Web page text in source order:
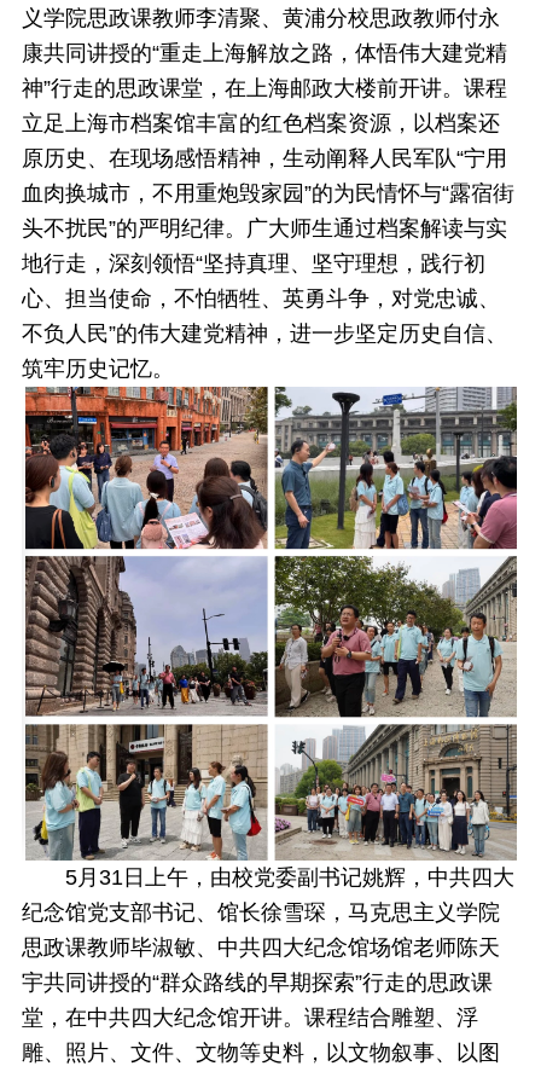
义学院思政课教师李清聚、黄浦分校思政教师付永
康共同讲授的“重走上海解放之路，体悟伟大建党精
神”行走的思政课堂，在上海邮政大楼前开讲。课程
立足上海市档案馆丰富的红色档案资源，以档案还
原历史、在现场感悟精神，生动阐释人民军队“宁用
血肉换城市，不用重炮毁家园”的为民情怀与“露宿街
头不扰民”的严明纪律。广大师生通过档案解读与实
地行走，深刻领悟“坚持真理、坚守理想，践行初
心、担当使命，不怕牺牲、英勇斗争，对党忠诚、
不负人民”的伟大建党精神，进一步坚定历史自信、
筑牢历史记忆。
5月31日上午，由校党委副书记姚辉，中共四大
纪念馆党支部书记、馆长徐雪琛，马克思主义学院
思政课教师毕淑敏、中共四大纪念馆场馆老师陈天
宇共同讲授的“群众路线的早期探索”行走的思政课
堂，在中共四大纪念馆开讲。课程结合雕塑、浮
雕、照片、文件、文物等史料，以文物叙事、以图